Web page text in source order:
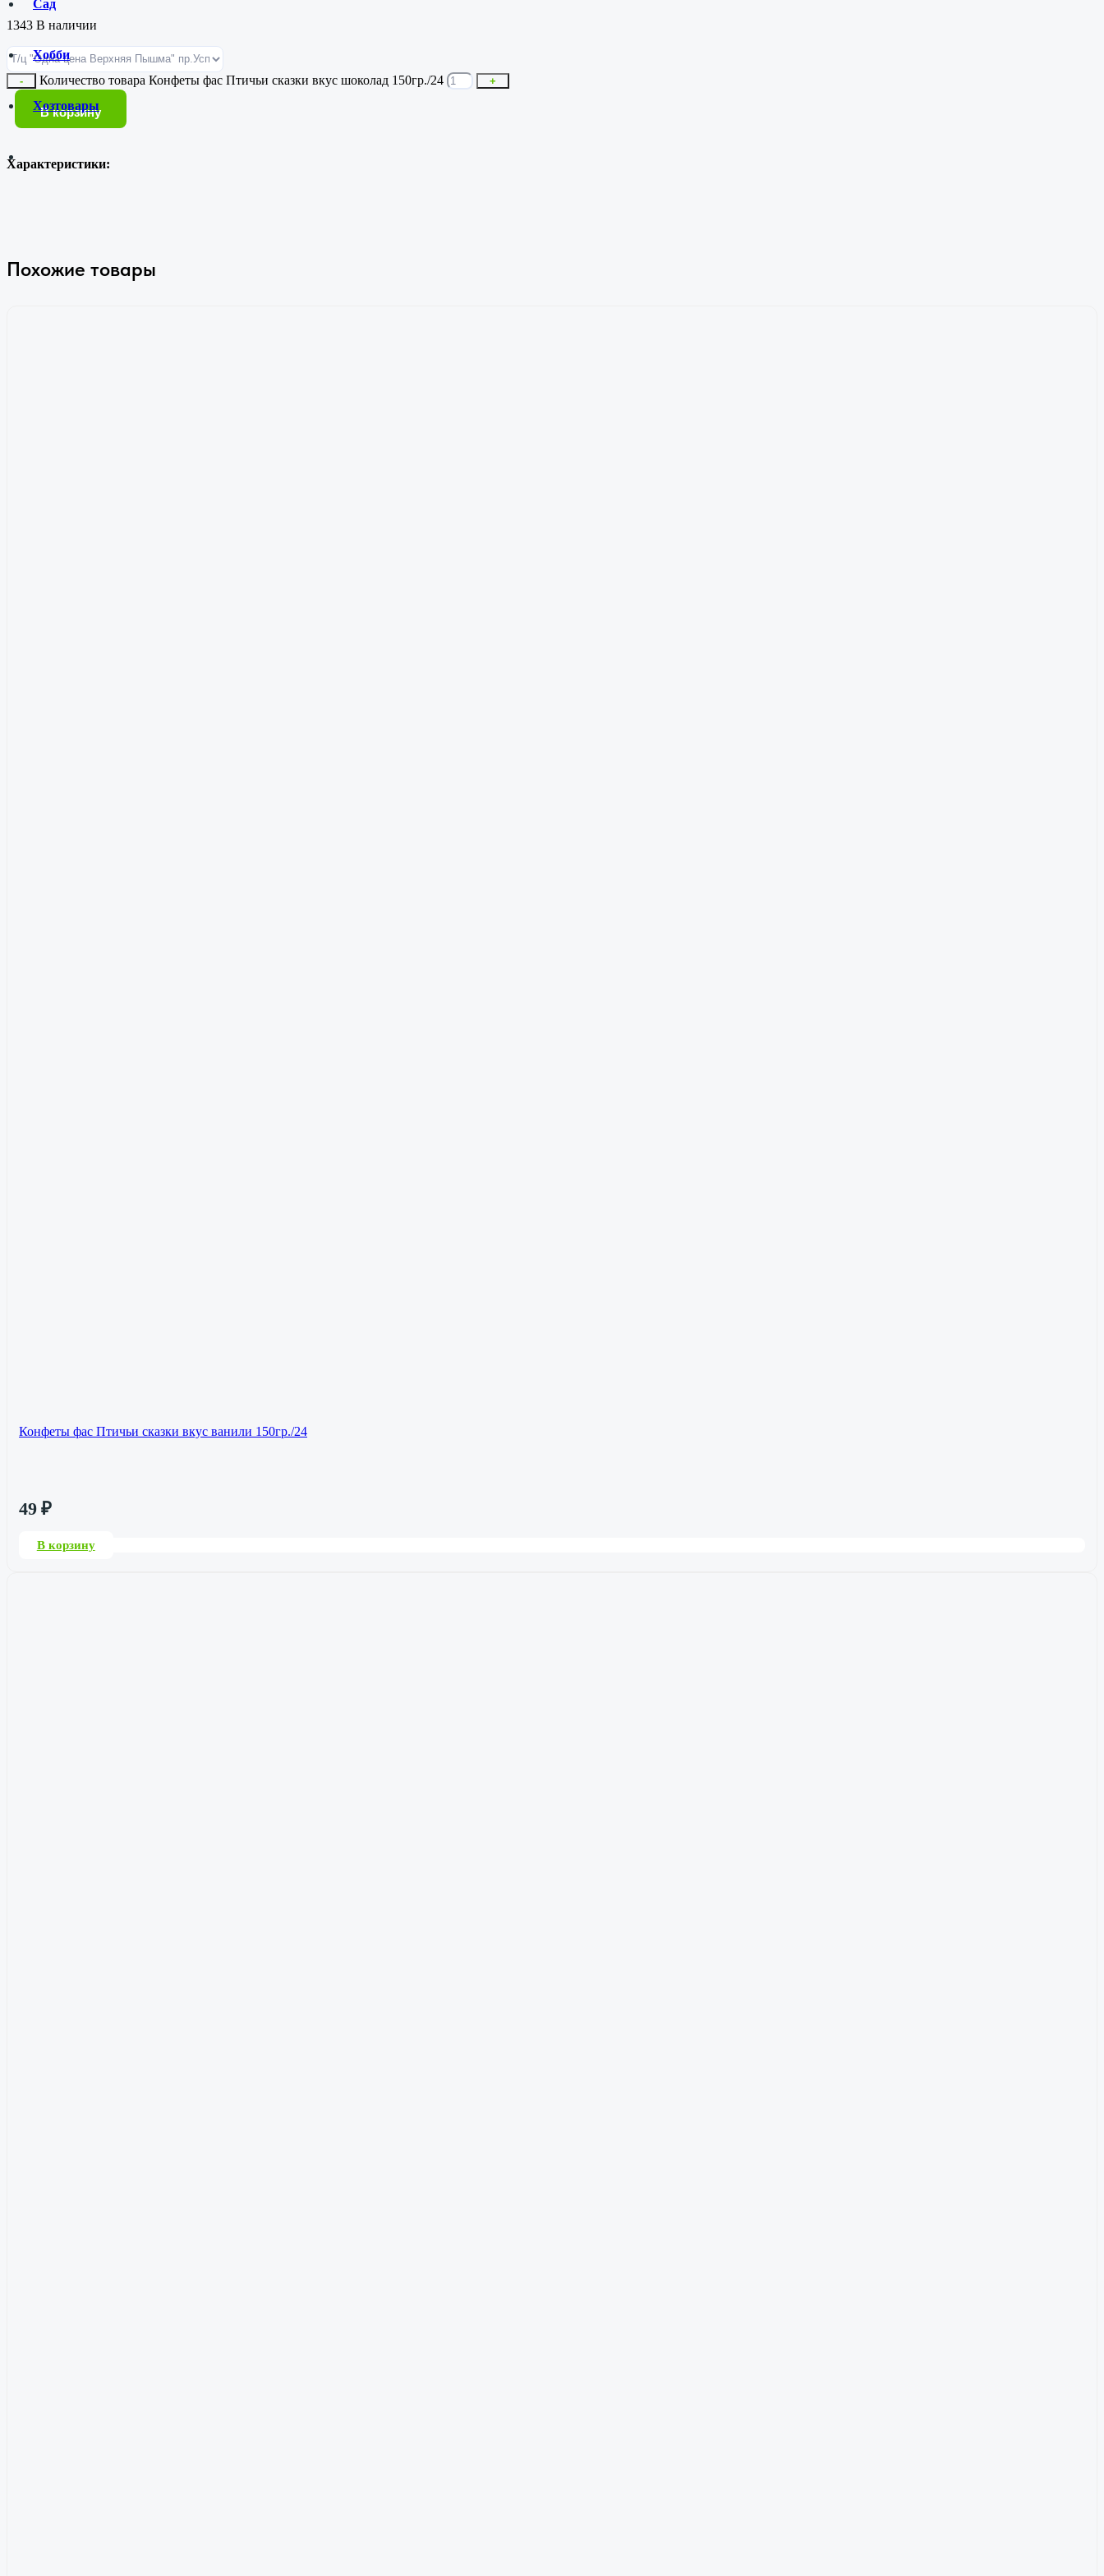
Сад
Хобби
Хозтовары
1343 В наличии
- Количество товара Конфеты фас Птичьи сказки вкус шоколад 150гр./24 +
В корзину
Характеристики:
Похожие товары
Конфеты фас Птичьи сказки вкус ванили 150гр./24
49 ₽
В корзину